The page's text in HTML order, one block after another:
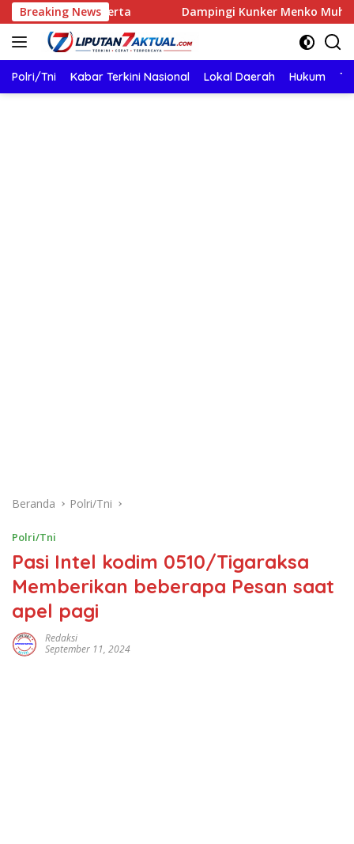
Langsung
ke
konten
Breaking News
Peserta Dampingi Kunker Menko Muhaimin ke
Polri/Tni Kabar Terkini Nasional Lokal Daerah Hukum
Beranda Polri/Tni
Polri/Tni
Pasi Intel kodim 0510/Tigaraksa
Memberikan beberapa Pesan saat
apel pagi
Redaksi
September 11, 2024